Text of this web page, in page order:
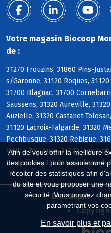
Afin de vous offrir la meilleure
des cookies : pour assurer une
récolter des statistiques afin
du site et vous proposer une
sécurité. Vous pouvez
paramétrant vos
En savoir plus et
Votre magasin Biocoop
de :
31270 Frouzins, 31860 Pins-
s/Garonne, 31120 Roques,
31700 Blagnac, 31700
Saussens, 31320 Aureville,
Auzielle, 31320 Castanet-
31120 Lacroix-Falgarde, 31320
Pechbusque, 31320 Rebigue,
Vieille-Toulouse, 31320
Bruguières, 31620 Castelnau-d,
Biocoop.fr